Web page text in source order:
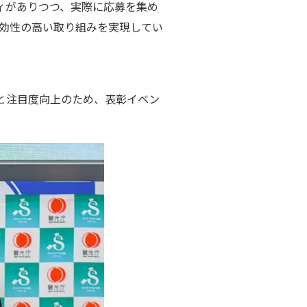
ありつつ、実際に応募を集め
性の高い取り組みを実現してい
目度向上のため、 表彰イベン